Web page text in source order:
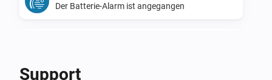
Der Batterie-Alarm ist angegangen
Support